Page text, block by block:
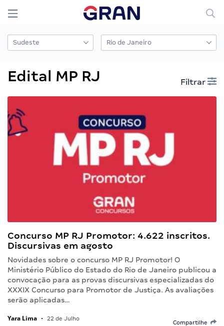
Edital MP RJ Filtrar
Concurso MP RJ Promotor: 4.622 inscritos.
Discursivas em agosto
Novidades sobre o concurso MP RJ Promotor! O
Ministério Público do Estado do Rio de Janeiro publicou a
convocação para as provas discursivas especializadas do
XXXIX Concurso para Promotor de Justiça. As avaliações
serão aplicadas…
Yara Lima • 22 de Julho
Compartilhe